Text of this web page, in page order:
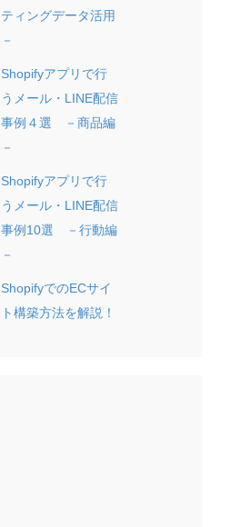
ティングデータ活用
－
Shopifyアプリで行
うメール・LINE配信
事例４選 －商品編
－
Shopifyアプリで行
うメール・LINE配信
事例10選 －行動編
－
ShopifyでのECサイ
ト構築方法を解説！